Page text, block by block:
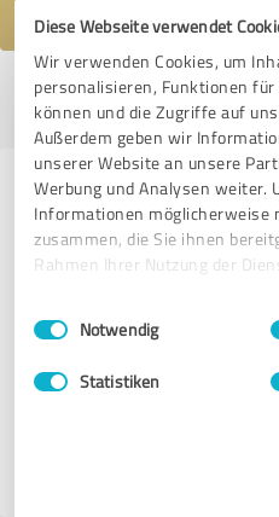
Diese Webseite verwendet
Wir verwenden Cookies, um
personalisieren, Funktionen
können und die Zugriffe auf
Außerdem geben wir
unserer Website an unsere
Werbung und Analysen weiter.
Informationen möglicherweise
zusammen, die Sie ihnen
Rahmen Ihrer Nutzung der
Impressum
Einwilligungsauswahl
Notwendig
Statistiken
Profil aktiv seit 03.09.2022 |Letzte
Anbietern
Moritz Dunkel